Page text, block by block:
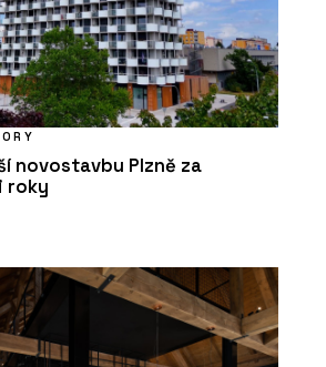
novostavbu Plzně za
roky